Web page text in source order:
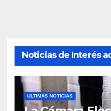
Noticias de Interés
ULTIMAS NOTICIAS